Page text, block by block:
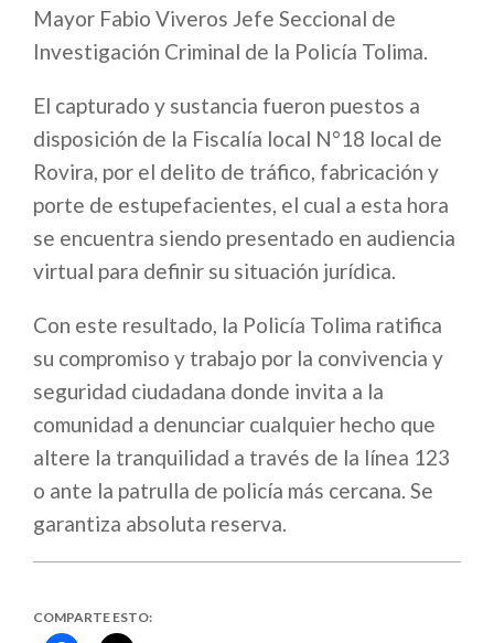
Mayor Fabio Viveros Jefe Seccional de
Investigación Criminal de la Policía Tolima.
El capturado y sustancia fueron puestos a
disposición de la Fiscalía local N°18 local de
Rovira, por el delito de tráfico, fabricación y
porte de estupefacientes, el cual a esta hora
se encuentra siendo presentado en audiencia
virtual para definir su situación jurídica.
Con este resultado, la Policía Tolima ratifica
su compromiso y trabajo por la convivencia y
seguridad ciudadana donde invita a la
comunidad a denunciar cualquier hecho que
altere la tranquilidad a través de la línea 123
o ante la patrulla de policía más cercana. Se
garantiza absoluta reserva.
COMPARTE ESTO: